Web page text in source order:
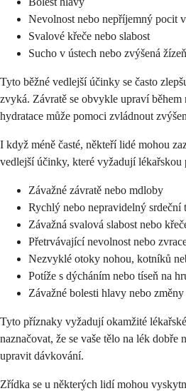
Nevolnost nebo nepříjemný pocit
Svalové křeče nebo slabost
Sucho v ústech nebo zvýšená žízeň
Tyto běžné vedlejší účinky se často
zvyká. Závratě se obvykle upraví během
hydratace může pomoci zvládnout
I když méně časté, někteří lidé mohou
vedlejší účinky, které vyžadují lékařskou
Závažné závratě nebo mdloby
Rychlý nebo nepravidelný srdeční
Závažná svalová slabost nebo
Přetrvávající nevolnost nebo
Nezvyklé otoky nohou, kotníků
Potíže s dýcháním nebo tíseň na
Závažné bolesti hlavy nebo změny
Tyto příznaky vyžadují okamžité
naznačovat, že se vaše tělo na lék dobře
upravit dávkování.
Zřídka se u některých lidí mohou